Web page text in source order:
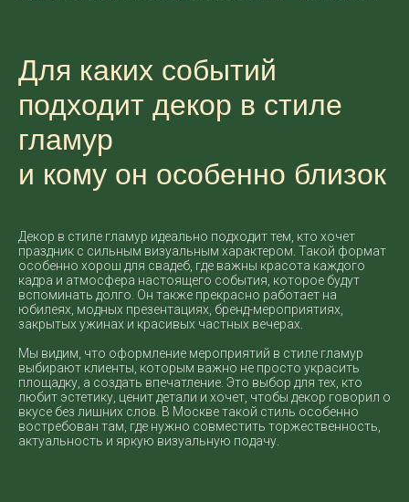
Для каких событий
подходит декор в стиле
гламур
и кому он особенно близок
Декор в стиле гламур идеально подходит тем, кто хочет
праздник с сильным визуальным характером. Такой формат
особенно хорош для свадеб, где важны красота каждого
кадра и атмосфера настоящего события, которое будут
вспоминать долго. Он также прекрасно работает на
юбилеях, модных презентациях, бренд-мероприятиях,
закрытых ужинах и красивых частных вечерах.
Мы видим, что оформление мероприятий в стиле гламур
выбирают клиенты, которым важно не просто украсить
площадку, а создать впечатление. Это выбор для тех, кто
любит эстетику, ценит детали и хочет, чтобы декор говорил о
вкусе без лишних слов. В Москве такой стиль особенно
востребован там, где нужно совместить торжественность,
актуальность и яркую визуальную подачу.